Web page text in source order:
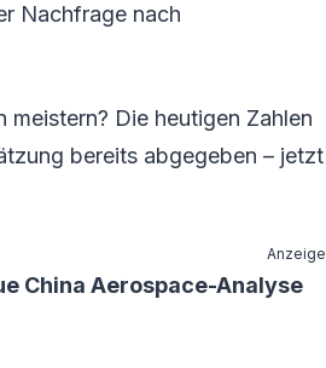
Nachfrage nach
Die heutigen Zahlen
bereits abgegeben – jetzt
Anzeige
China Aerospace-Analyse